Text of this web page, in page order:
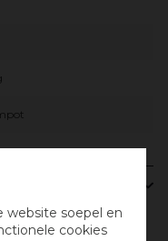
website soepel en
cookies